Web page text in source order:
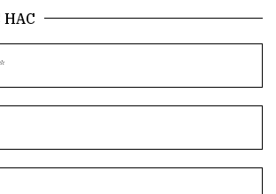
Деца Археология
Космос
демокрация БъдещевБългария
НАС